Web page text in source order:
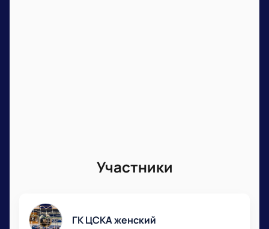
Участники
ГК ЦСКА женский